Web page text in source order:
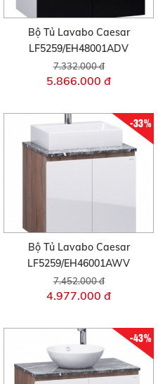
Bộ Tủ Lavabo Caesar
LF5259/EH48001ADV
7.332.000 đ
5.866.000 đ
-33%
Bộ Tủ Lavabo Caesar
LF5259/EH46001AWV
7.452.000 đ
4.977.000 đ
-43%